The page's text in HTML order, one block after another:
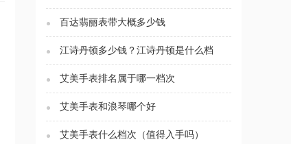
百达翡丽表带大概多少钱
江诗丹顿多少钱？江诗丹顿是什么档
次？
艾美手表排名属于哪一档次
艾美手表和浪琴哪个好
艾美手表什么档次（值得入手吗）